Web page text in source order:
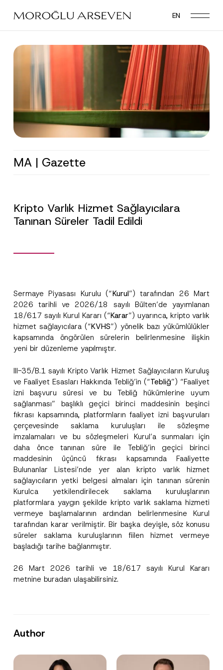
main
EN
MA | Gazette
Kripto Varlık Hizmet Sağlayıcılara
Tanınan Süreler Tadil Edildi
Sermaye Piyasası Kurulu (“Kurul”) tarafından 26 Mart
2026 tarihli ve 2026/18 sayılı Bülten’de yayımlanan
18/617 sayılı Kurul Kararı (“Karar”) uyarınca, kripto varlık
hizmet sağlayıcılara (“KVHS”) yönelik bazı yükümlülükler
kapsamında öngörülen sürelerin belirlenmesine ilişkin
yeni bir düzenleme yapılmıştır.
III-35/B.1 sayılı Kripto Varlık Hizmet Sağlayıcıların Kuruluş
ve Faaliyet Esasları Hakkında Tebliğ’in (“Tebliğ”) “Faaliyet
izni başvuru süresi ve bu Tebliğ hükümlerine uyum
sağlanması” başlıklı geçici birinci maddesinin beşinci
fıkrası kapsamında, platformların faaliyet izni başvuruları
çerçevesinde saklama kuruluşları ile sözleşme
imzalamaları ve bu sözleşmeleri Kurul’a sunmaları için
daha önce tanınan süre ile Tebliğ’in geçici birinci
maddesinin üçüncü fıkrası kapsamında Faaliyette
Bulunanlar Listesi’nde yer alan kripto varlık hizmet
sağlayıcıların yetki belgesi almaları için tanınan sürenin
Kurulca yetkilendirilecek saklama kuruluşlarının
platformlara yaygın şekilde kripto varlık saklama hizmeti
vermeye başlamalarının ardından belirlenmesine Kurul
tarafından karar verilmiştir. Bir başka deyişle, söz konusu
süreler saklama kuruluşlarının fiilen hizmet vermeye
başladığı tarihe bağlanmıştır.
26 Mart 2026 tarihli ve 18/617 sayılı Kurul Kararı
metnine buradan ulaşabilirsiniz.
Author
Ad*
Soyad*
Firma
N
u
m
a
r
s
ı
e
e
Pozisyon
E-Posta Adresi
Konu